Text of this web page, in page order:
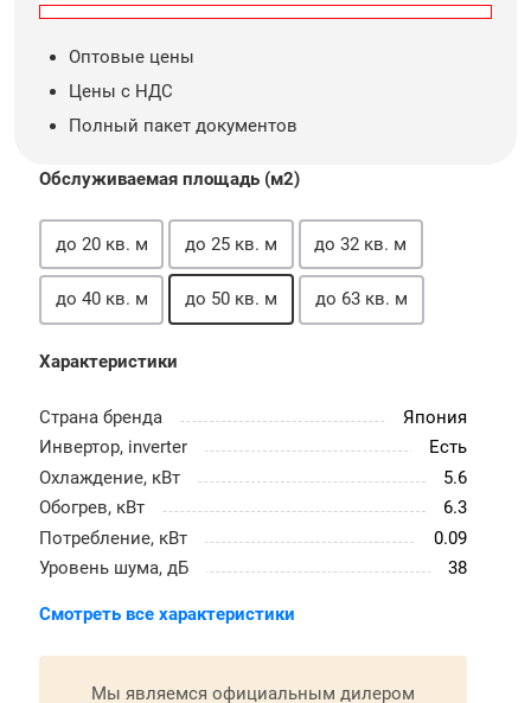
Оптовые цены
Цены с НДС
Полный пакет документов
Обслуживаемая площадь (м2)
до 20 кв. м до 25 кв. м до 32 кв. м
до 40 кв. м до 50 кв. м до 63 кв. м
Характеристики
Страна бренда
Япония
Инвертор, inverter
Есть
Охлаждение, кВт
5.6
Обогрев, кВт
6.3
Потребление, кВт
0.09
Уровень шума, дБ
38
Смотреть все характеристики
Мы являемся официальным дилером